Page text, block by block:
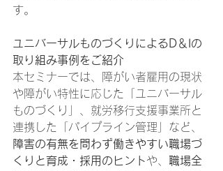
す。
ユニバーサルものづくりによるD＆Iの
取り組み事例をご紹介
本セミナーでは、障がい者雇用の現状
や障がい特性に応じた「ユニバーサル
ものづくり」、就労移行支援事業所と
連携した「パイプライン管理」など、
障害の有無を問わず働きやすい職場づ
くりと育成・採用のヒントや、
職場全